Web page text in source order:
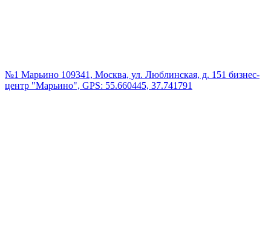
№1 Марьино 109341, Москва, ул. Люблинская, д. 151 бизнес-
центр "Марьино", GPS: 55.660445, 37.741791